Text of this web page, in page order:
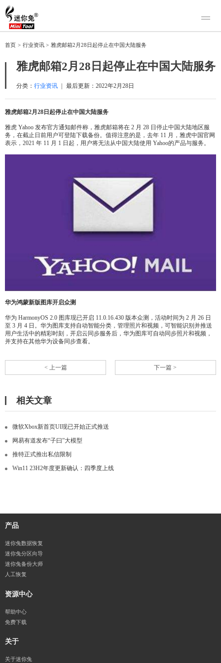
产品
迷你兔分区向导
下载
购买
关于我们
首页 > 行业资讯 > 雅虎邮箱2月28日起停止在中国大陆服务
雅虎邮箱2月28日起停止在中国大陆服务
分类： 行业资讯 最后更新： 2022年2月28日
雅虎邮箱2月28日起停止在中国大陆服务
雅虎 Yahoo 发布官方通知邮件称，雅虎邮箱将在 2 月 28 日停止中国大陆地区服
务，在截止日前用户可登陆下载备份。值得注意的是，去年 11 月，雅虎中国官网
表示，2021 年 11 月 1 日起，用户将无法从中国大陆使用 Yahoo的产品与服务。
华为鸿蒙新版图库开启众测
华为 HarmonyOS 2.0 图库现已开启 11.0.16.430 版本众测，活动时间为 2 月 26 日
至 3 月 4 日。华为图库支持自动智能分类，管理照片和视频，可智能识别并推送
用户生活中的精彩时刻，开启云同步服务后，华为图库可自动同步照片和视频，
并支持在其他华为设备同步查看。
< 上一篇 下一篇 >
相关文章
微软Xbox新首页UI现已开始正式推送
网易有道发布“子曰”大模型
推特正式推出私信限制
Win11 23H2年度更新确认：四季度上线
产品
迷你兔数据恢复
迷你兔分区向导
迷你兔备份大师
人工恢复
资源中心
帮助中心
免费下载
关于
关于迷你兔